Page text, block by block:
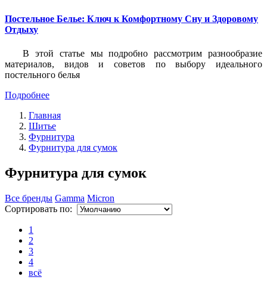
Постельное Белье: Ключ к Комфортному Сну и Здоровому
Отдыху
В этой статье мы подробно рассмотрим разнообразие
материалов, видов и советов по выбору идеального
постельного белья
Подробнее
Главная
Шитье
Фурнитура
Фурнитура для сумок
Фурнитура для сумок
Все бренды Gamma Micron
Сортировать по:
1
2
3
4
всё